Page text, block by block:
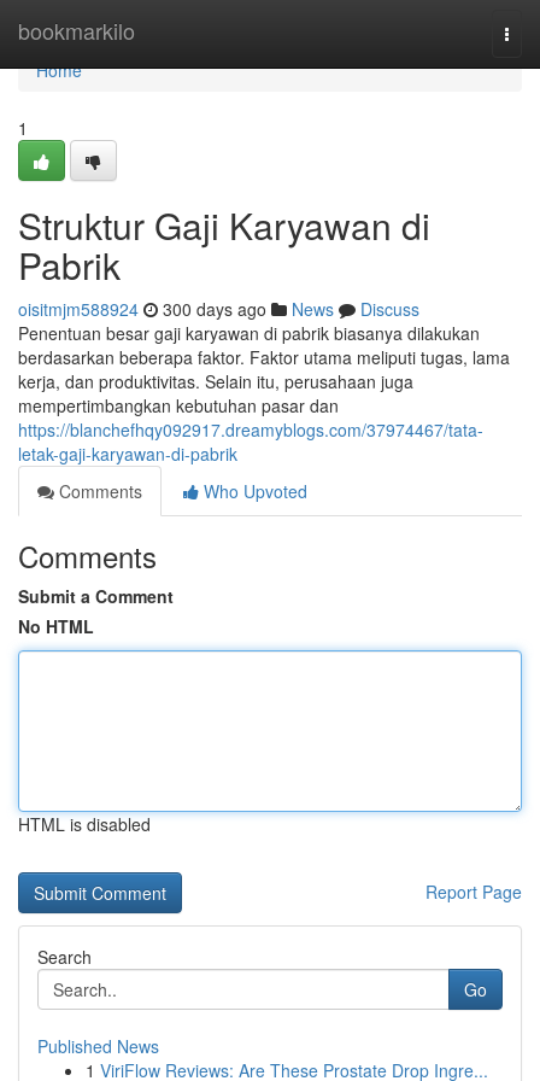
bookmarkilo
Home
Home
1
Struktur Gaji Karyawan di
Pabrik
oisitmjm588924 300 days ago News
Discuss
Penentuan besar gaji karyawan di pabrik biasanya dilakukan
berdasarkan beberapa faktor. Faktor utama meliputi tugas, lama
kerja, dan produktivitas. Selain itu, perusahaan juga
mempertimbangkan kebutuhan pasar dan
https://blanchefhqy092917.dreamyblogs.com/37974467/tata-
letak-gaji-karyawan-di-pabrik
Comments
Who Upvoted
Comments
Submit a Comment
No HTML
HTML is disabled
Report Page
Search
Go
Published News
1 ViriFlow Reviews: Are These Prostate Drop Ingre...